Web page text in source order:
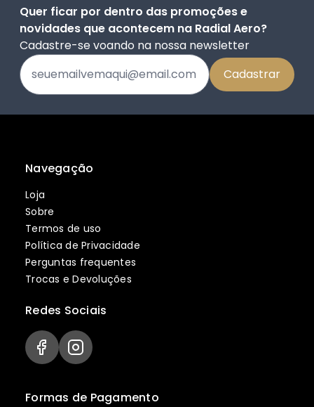
Quer ficar por dentro das promoções e
novidades que acontecem na Radial Aero?
Cadastre-se voando na nossa newsletter
Navegação
Loja
Sobre
Termos de uso
Política de Privacidade
Perguntas frequentes
Trocas e Devoluções
Formas de Pagamento
Redes Sociais